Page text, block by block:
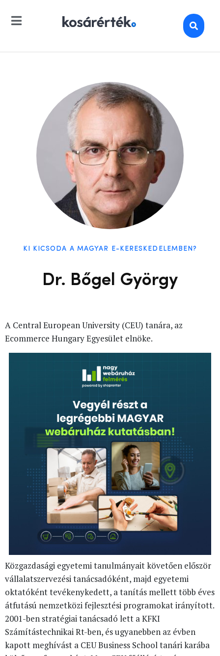
KI KICSODA A MAGYAR E-KERESKEDELEMBEN?
Dr. Bőgel György
A Central European University (CEU) tanára, az
Ecommerce Hungary Egyesület elnöke.
Közgazdasági egyetemi tanulmányait követően először
vállalatszervezési tanácsadóként, majd egyetemi
oktatóként tevékenykedett, a tanítás mellett több éves
átfutású nemzetközi fejlesztési programokat irányított.
2001-ben stratégiai tanácsadó lett a KFKI
Számítástechnikai Rt-ben, és ugyanebben az évben
kapott meghívást a CEU Business School tanári karába